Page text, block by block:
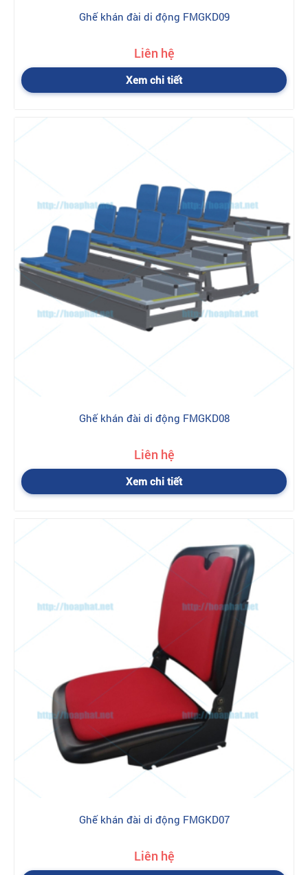
Ghế khán đài di động FMGKD09
Liên hệ
Xem chi tiết
Ghế khán đài di động FMGKD08
Liên hệ
Xem chi tiết
Ghế khán đài di động FMGKD07
Liên hệ